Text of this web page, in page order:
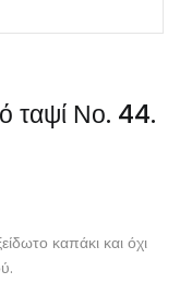
ταψί Νο. 44.
καπάκι και όχι